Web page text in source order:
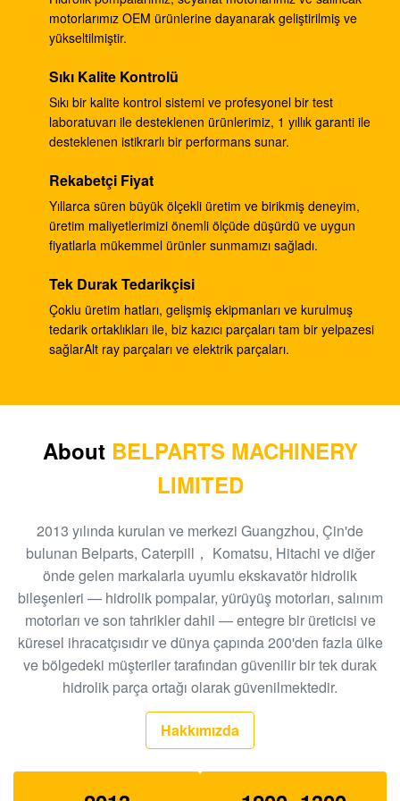
Ekskavatör DH220-5 DH220-7 seyahat şanzıman
EC210 SANY235 S220LC-5
document.title='
Ekskavatör hidrolik ana pompa DH370-9 370-9 dişli
pompa DH370-7 370-7 K9005449 pilot pompa
Ekskavatör SH265 SH260 ​​seyahat şanzımanı E110B
995351 şanzıman redüksiyonu
Ekskavatör PSVD2-17E hidrolik ram pompası PSVD2
Ekskavatör E312V1 E312V2 hareket azaltma
1107079 1107080 seyahat şanzımanı
Ekskavatör K1011413A seyahat şanzımanı DH258-7
31N3-40040 Seyahat dişli kutusu
Ekskavatör pilot pompası PC40-6 ram pompası PC40
Ekskavatör dişli pompası EC480D EC360 hidrolik
SA7220-00510 ana pompa
Ekskavatör EC140B XCM150 seyahat şanzımanı
MBEB170 VOE14573820 seyahat azaltma
Ekskavatör EC460 pilot pompası hidrolik dişli
pompası SA8230-08830 ram pompası
Ekskavatör SK140-8 SK140SR Seyahat Şanzımanı
E325C E324 200-3343 için Belparts SBS140
motorlarımız OEM ürünlerine dayanarak geliştirilmiş ve
yükseltilmiştir.
Sıkı Kalite Kontrolü
Sıkı bir kalite kontrol sistemi ve profesyonel bir test
laboratuvarı ile desteklenen ürünlerimiz, 1 yıllık garanti ile
desteklenen istikrarlı bir performans sunar.
Rekabetçi Fiyat
Yıllarca süren büyük ölçekli üretim ve birikmiş deneyim,
üretim maliyetlerimizi önemli ölçüde düşürdü ve uygun
fiyatlarla mükemmel ürünler sunmamızı sağladı.
Tek Durak Tedarikçisi
Çoklu üretim hatları, gelişmiş ekipmanları ve kurulmuş
tedarik ortaklıkları ile, biz kazıcı parçaları tam bir yelpazesi
sağlarAlt ray parçaları ve elektrik parçaları.
About BELPARTS MACHINERY
LIMITED
2013 yılında kurulan ve merkezi Guangzhou, Çin'de
bulunan Belparts, Caterpill， Komatsu, Hitachi ve diğer
önde gelen markalarla uyumlu ekskavatör hidrolik
bileşenleri — hidrolik pompalar, yürüyüş motorları, salınım
motorları ve son tahrikler dahil — entegre bir üreticisi ve
küresel ihracatçısıdır ve dünya çapında 200'den fazla ülke
ve bölgedeki müşteriler tarafından güvenilir bir tek durak
hidrolik parça ortağı olarak güvenilmektedir.
Hakkımızda